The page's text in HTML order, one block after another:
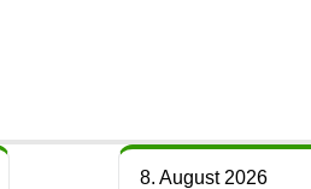
8. August 2026